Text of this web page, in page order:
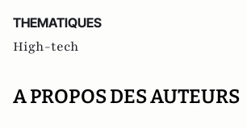
THEMATIQUES
High-tech
A PROPOS DES AUTEURS